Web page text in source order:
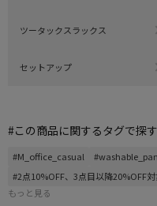
ツータックスラックス
セットアップ
#この商品に関するタグで探す
#M_office_casual
#2点10%OFF、3点目以降20%OFF対
もっと見る